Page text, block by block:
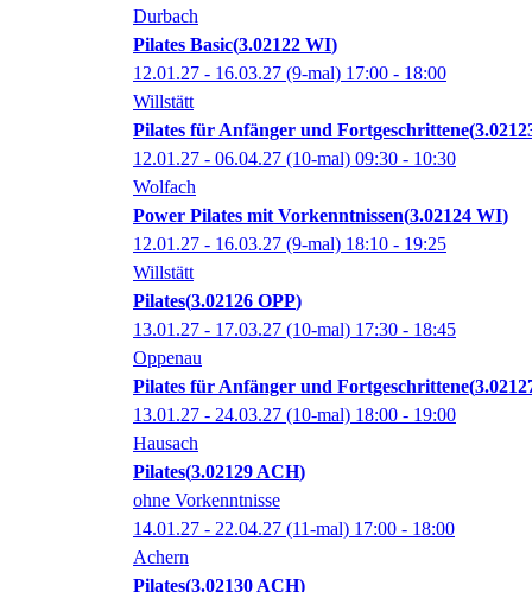
Durbach
Pilates Basic 3.02122 WI
12.01.27 - 16.03.27 (9-mal) 17:00 - 18:00
Willstätt
Pilates für Anfänger und Fortgeschrittene
12.01.27 - 06.04.27 (10-mal) 09:30 - 10:30
Wolfach
Power Pilates mit Vorkenntnissen 3.02124 WI
12.01.27 - 16.03.27 (9-mal) 18:10 - 19:25
Willstätt
Pilates 3.02126 OPP
13.01.27 - 17.03.27 (10-mal) 17:30 - 18:45
Oppenau
Pilates für Anfänger und Fortgeschrittene
13.01.27 - 24.03.27 (10-mal) 18:00 - 19:00
Hausach
Pilates 3.02129 ACH
ohne Vorkenntnisse
14.01.27 - 22.04.27 (11-mal) 17:00 - 18:00
Achern
Pilates 3.02130 ACH